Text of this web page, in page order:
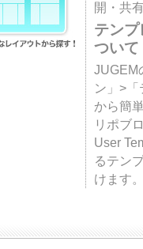
開・共
テン
ついて
JUGEM
ン」>
から簡
リポブ
User
るテン
けます